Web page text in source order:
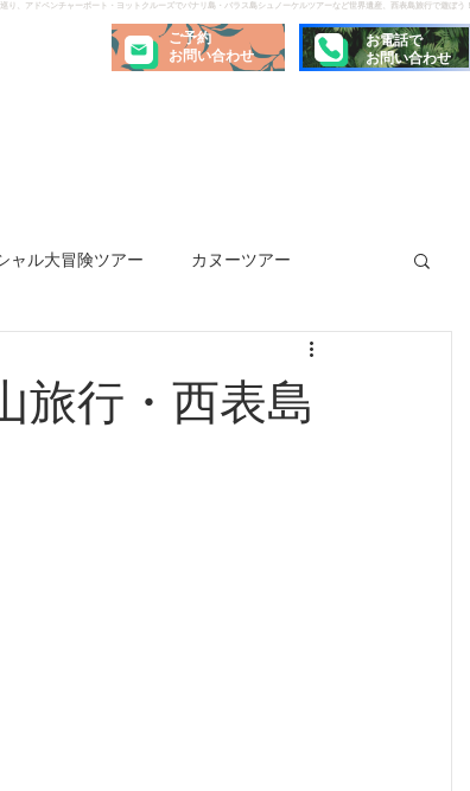
、アドベンチャーボート・ヨットクルーズでパナリ島・バラス島シュノーケルツアーなど世界遺産、西表島旅行で遊ぼう！
ご予約
お問い合わせ
お電話で
お問い合わせ
ャル大冒険ツアー カヌーツアー
旅行・西表島